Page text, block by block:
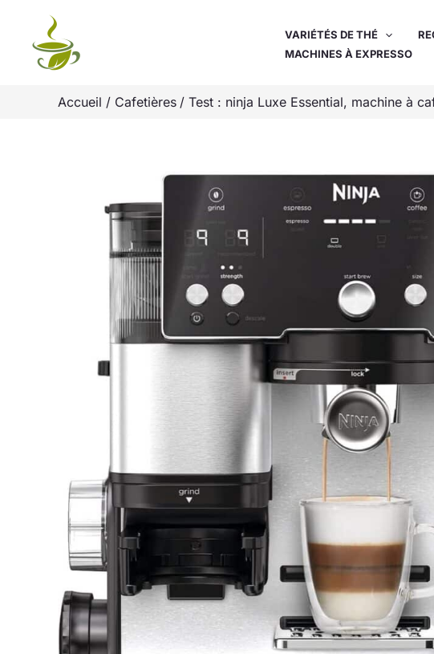
contenu
VARIÉTÉS DE THÉ
MACHINES À EXPRESSO
Accueil Cafetières Test : ninja Luxe Essential, machine à